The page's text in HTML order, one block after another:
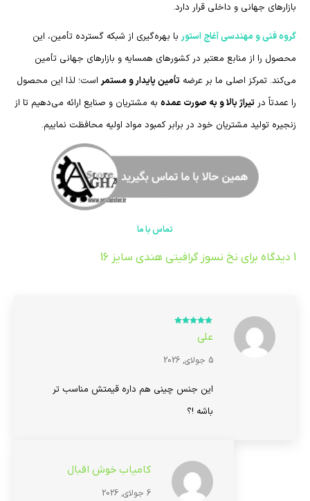
بازارهای جهانی و داخلی قرار دارد.
گروه فنی و مهندسی آغاج استور با بهره‌گیری از شبکه گسترده تأمین، این
محصول را از منابع معتبر در کشورهای همسایه و بازارهای جهانی تأمین
می‌کند. تمرکز اصلی ما بر عرضه تأمین پایدار و مستمراست؛ لذا این محصول
را عمدتاً در تیراژ بالا و به صورت عمده به مشتریان و صنایع ارائه می‌دهیم تا از
زنجیره تولید مشتریان خود در برابر کمبود مواد اولیه محافظت نماییم.
تماس با ما
1 دیدگاه برای نخ نسوز گرافیتی هندی سایز 16
علی
5 جولای, 2026
این جنس چینی هم داره قیمتش مناسب تر
باشه !؟
کامیاب خوش اقبال
6 جولای, 2026